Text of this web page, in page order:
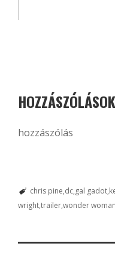
HOZZÁSZÓLÁSOK
hozzászólás
chris pine dc gal gadot
wrighttrailerwonder